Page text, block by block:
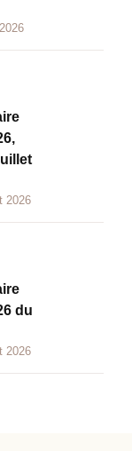
2026
du
2026